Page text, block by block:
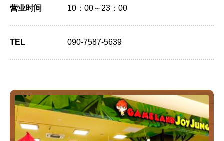
营业时间 10：00～23：00
TEL 090-7587-5639